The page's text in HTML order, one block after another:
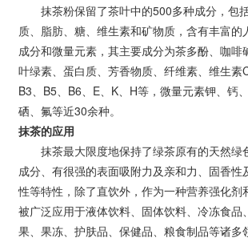
抹茶粉保留了茶叶中的500多种成分，包
质、脂肪、糖、维生素和矿物质，含有丰富的
成分和微量元素，其主要成分为茶多酚、咖啡
叶绿素、蛋白质、芳香物质、纤维素、维生素
B3、B5、B6、E、K、H等，微量元素钾、钙
硒、氟等近30余种。
抹茶的应用
抹茶最大限度地保持了绿茶原有的天然绿
成分、有很强的表面吸附力及亲和力、固香性
性等特性，除了直饮外，作为一种营养强化剂
被广泛应用于液体饮料、固体饮料、冷冻食品
果、果冻、护肤品、保健品、粮食制品等诸多